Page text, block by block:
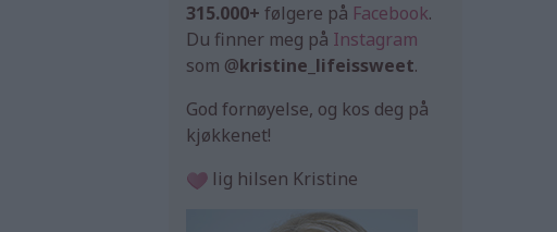
315.000+ følgere på Facebook.
Du finner meg på Instagram
som @kristine_lifeissweet.
God fornøyelse, og kos deg på
kjøkkenet!
lig hilsen Kristine